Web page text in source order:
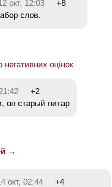
окт, 12:03
+8
слов.
оцінок
+2
он старый питар
→
окт, 02:44
+4